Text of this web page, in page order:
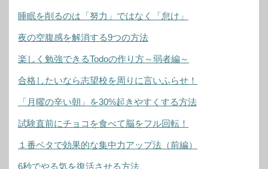
睡眠を削るのは「努力」ではなく「怠け」
夜の空腹感を解消する9つの方法
楽しく勉強できるTodoの作り方～弱者編～
合格したいなら志望校を周りに言いふらせ！
「月曜の辛い朝」を30%起きやすくする方法
試験直前にチョコを食べて脳をフル回転！
１番ベタで効果的な集中力アップ法（前編）
6秒でやる気を復活させる方法